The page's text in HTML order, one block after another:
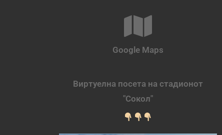
Google Maps
Виртуелна посета на стадионот
"Сокол"